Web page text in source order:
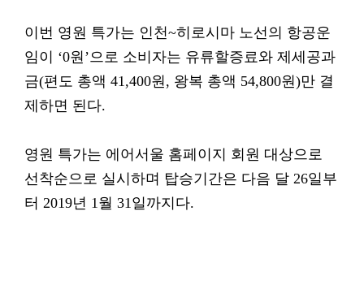
이번 영원 특가는 인천~히로시마 노선의 항공운
임이 ‘0원’으로 소비자는 유류할증료와 제세공과
금(편도 총액 41,400원, 왕복 총액 54,800원)만 결
제하면 된다.
영원 특가는 에어서울 홈페이지 회원 대상으로
선착순으로 실시하며 탑승기간은 다음 달 26일부
터 2019년 1월 31일까지다.